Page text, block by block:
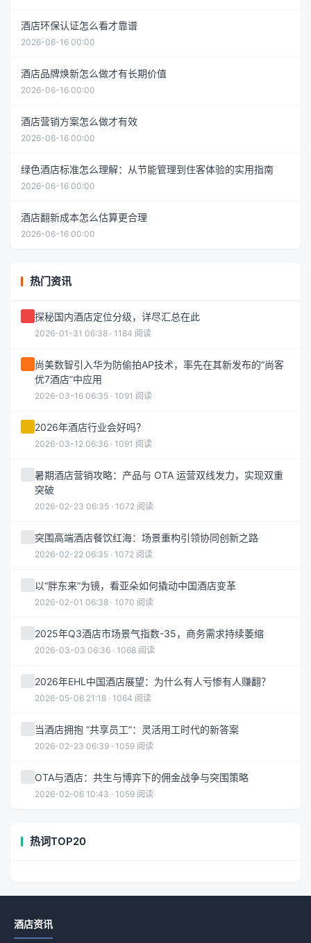
酒店环保认证怎么看才靠谱
2026-06-16 00:00
酒店品牌焕新怎么做才有长期价值
2026-06-16 00:00
酒店营销方案怎么做才有效
2026-06-16 00:00
绿色酒店标准怎么理解：从节能管理到住客体验的实用指南
2026-06-16 00:00
酒店翻新成本怎么估算更合理
2026-06-16 00:00
热门资讯
探秘国内酒店定位分级，详尽汇总在此
2026-01-31 06:38 · 1184 阅读
尚美数智引入华为防偷拍AP技术，率先在其新发布的“尚客
优7酒店”中应用
2026-03-16 06:35 · 1091 阅读
2026年酒店行业会好吗？
2026-03-12 06:36 · 1091 阅读
暑期酒店营销攻略：产品与 OTA 运营双线发力，实现双重
突破
2026-02-23 06:35 · 1072 阅读
突围高端酒店餐饮红海：场景重构引领协同创新之路
2026-02-22 06:35 · 1072 阅读
以“胖东来”为镜，看亚朵如何撬动中国酒店变革
2026-02-01 06:38 · 1070 阅读
2025年Q3酒店市场景气指数-35，商务需求持续萎缩
2026-03-03 06:36 · 1068 阅读
2026年EHL中国酒店展望：为什么有人亏惨有人赚翻？
2026-05-06 21:18 · 1064 阅读
当酒店拥抱 “共享员工”：灵活用工时代的新答案
2026-02-23 06:39 · 1059 阅读
OTA与酒店：共生与博弈下的佣金战争与突围策略
2026-02-06 10:43 · 1059 阅读
热词TOP20
酒店资讯